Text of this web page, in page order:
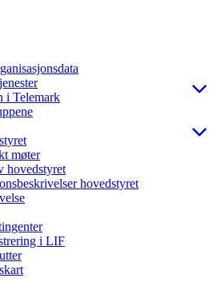
i Telemark
møter
hovedstyret
hovedstyret
i LIF